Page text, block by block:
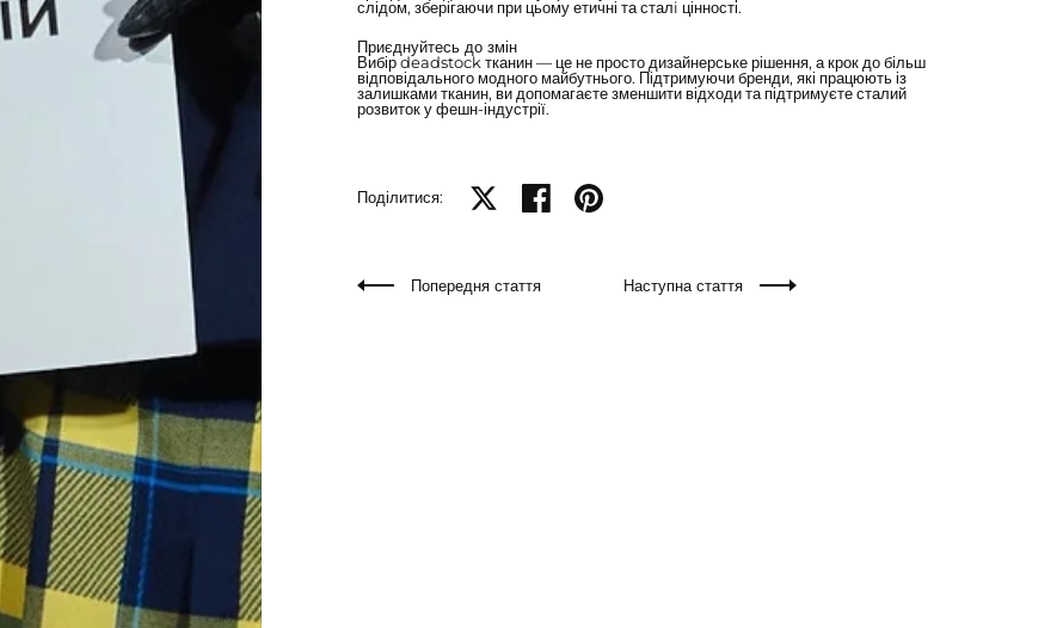
слідом, зберігаючи при цьому етичні та сталi цінності.
Приєднуйтесь до змін
Вибір deadstock тканин — це не просто дизайнерське рішення, а крок до більш
відповідального модного майбутнього. Підтримуючи бренди, які працюють із
залишками тканин, ви допомагаєте зменшити відходи та підтримуєте сталий
розвиток у фешн-індустрії.
Поділитися: Поділитися на X
Поділіться на Facebook
Поділіться на pinterest
Попередня стаття Наступна стаття